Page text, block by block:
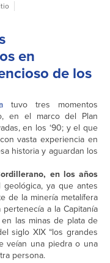
en
de los
tuvo tres momentos
en el marco del Plan
en los ‘90; y el que
vasta experiencia en
historia y aguardan los
en los años
ya que antes
de la minería metalífera
a la Capitanía
las minas de plata de
siglo XIX “los grandes
veían una piedra o una
persona.